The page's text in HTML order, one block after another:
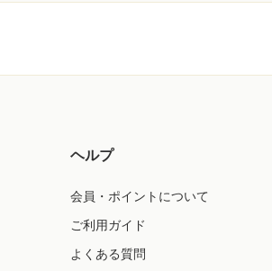
ヘルプ
会員・ポイントについて
ご利用ガイド
よくある質問